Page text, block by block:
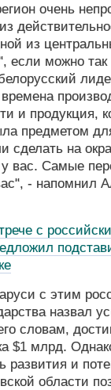
очень
из
если можно так
и продукция,
предметом
сделать на
вас. Самые
- напомнил
с
с этим
назвал
словам,
$1 млрд.
развития и
области